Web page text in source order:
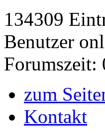
134309
Benutzer
Forumszeit:
zum
Kontakt